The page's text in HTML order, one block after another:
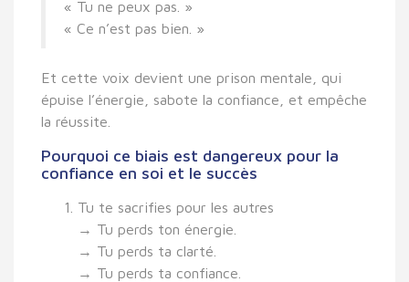
« Tu ne peux pas. »
« Ce n’est pas bien. »
Et cette voix devient une prison mentale,
qui
épuise l’énergie, sabote la confiance, et empêche
la réussite.
Pourquoi ce biais est dangereux pour la
confiance en soi et le succès
Tu te sacrifies pour les autres
→ Tu perds ton énergie.
→ Tu perds ta clarté.
→ Tu perds ta confiance.